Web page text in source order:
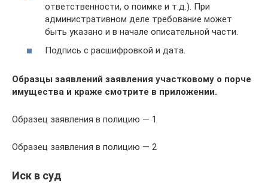
ответственности, о поимке и т.д.). При
административном деле требование может
быть указано и в начале описательной части.
Подпись с расшифровкой и дата.
Образцы заявлений заявления участковому о порче
имущества и краже смотрите в приложении.
Образец заявления в полицию — 1
Образец заявления в полицию — 2
Иск в суд